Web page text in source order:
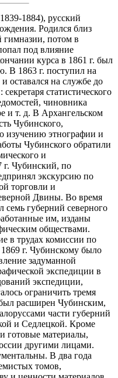
1884), русский
Родился близ
гимназии, потом в
под влияние
курса в 1861 г. был
В 1863 г. поступил на
оставался на службе до
статистического
чиновника
и т. д. В Архангельском
Чубинского,
изучению этнографии и
Чубинского обратили
и
г. Чубинский, по
экскурсию по
торговли и
Двины. Во время
семь губерний северного
им, изданы
обществами.
в трудах комиссии по
г. Чубинскому было
задуманной
экспедиции в
экспедиции,
ограничить тремя
расширен Чубинским,
части губерний
и Седлецкой. Кроме
готовые материалы,
другими лицами.
В два года
томов,